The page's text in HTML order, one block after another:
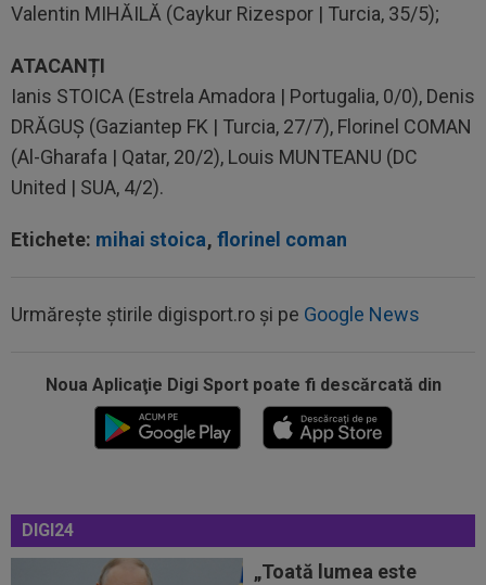
Valentin MIHĂILĂ (Caykur Rizespor | Turcia, 35/5);
ATACANȚI
Ianis STOICA (Estrela Amadora | Portugalia, 0/0), Denis
DRĂGUȘ (Gaziantep FK | Turcia, 27/7), Florinel COMAN
(Al-Gharafa | Qatar, 20/2), Louis MUNTEANU (DC
United | SUA, 4/2).
Etichete: mihai stoica, florinel coman
Urmărește știrile digisport.ro și pe Google News
Noua Aplicaţie Digi Sport poate fi descărcată din
DIGI24
„Toată lumea este
Gata: făcut praf de Gigi Becali, a decis și vrea
să plece de la FCSB! ”Mi-e și...
09:34 OFICIAL
Transferul lui Marco Dulca a fost